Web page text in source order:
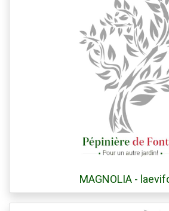
MAGNOLIA -